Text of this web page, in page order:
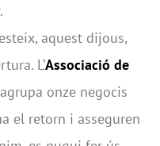
aquest dijous,
L’Associació de
onze negocis
el retorn i asseguren